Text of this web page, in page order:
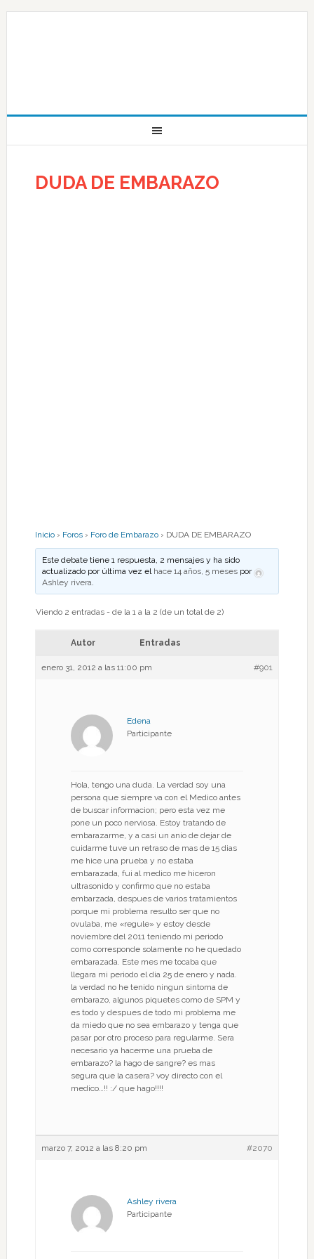
DUDA DE EMBARAZO
Inicio › Foros › Foro de Embarazo › DUDA DE EMBARAZO
Este debate tiene 1 respuesta, 2 mensajes y ha sido
actualizado por última vez el hace 14 años, 5 meses por
Ashley rivera.
Viendo 2 entradas - de la 1 a la 2 (de un total de 2)
Autor Entradas
enero 31, 2012 a las 11:00 pm #901
Edena
Participante
Hola, tengo una duda. La verdad soy una
persona que siempre va con el Medico antes
de buscar informacion; pero esta vez me
pone un poco nerviosa. Estoy tratando de
embarazarme, y a casi un anio de dejar de
cuidarme tuve un retraso de mas de 15 dias
me hice una prueba y no estaba
embarazada, fui al medico me hiceron
ultrasonido y confirmo que no estaba
embarzada, despues de varios tratamientos
porque mi problema resulto ser que no
ovulaba, me «regule» y estoy desde
noviembre del 2011 teniendo mi periodo
como corresponde solamente no he quedado
embarazada. Este mes me tocaba que
llegara mi periodo el dia 25 de enero y nada.
la verdad no he tenido ningun sintoma de
embarazo, algunos piquetes como de SPM y
es todo y despues de todo mi problema me
da miedo que no sea embarazo y tenga que
pasar por otro proceso para regularme. Sera
necesario ya hacerme una prueba de
embarazo? la hago de sangre? es mas
segura que la casera? voy directo con el
medico…!! :/ que hago!!!!
marzo 7, 2012 a las 8:20 pm #2070
Ashley rivera
Participante